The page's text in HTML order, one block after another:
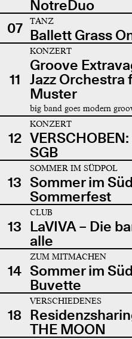
NotreDuo
07
TANZ
Ballett Grass
11
KONZERT
Groove
Jazz Orchestra
Muster
big band goes modern
12
KONZERT
SGB
13
SOMMER IM SÜDPOL
Sommer im
Sommerfest
13
CLUB
LaVIVA – Die
alle
14
ZUM MITMACHEN
Sommer im
Buvette
18
VERSCHIEDENES
THE MOON